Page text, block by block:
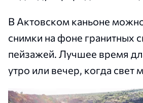
В Актовском каньоне
снимки на фоне гранитных
пейзажей. Лучшее время
утро или вечер, когда свет